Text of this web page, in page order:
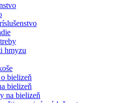
hmyzu
bielizeň
bielizeň
na bielizeň